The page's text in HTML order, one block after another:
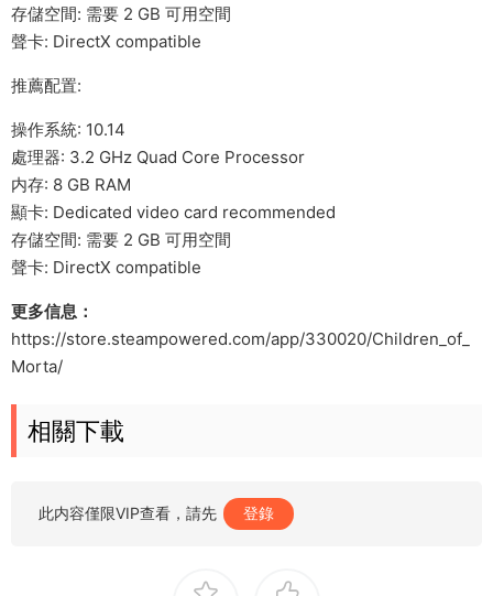
存儲空間: 需要 2 GB 可用空間
聲卡: DirectX compatible
推薦配置:
操作系統: 10.14
處理器: 3.2 GHz Quad Core Processor
内存: 8 GB RAM
顯卡: Dedicated video card recommended
存儲空間: 需要 2 GB 可用空間
聲卡: DirectX compatible
更多信息：
https://store.steampowered.com/app/330020/Children_of_
Morta/
相關下載
此内容僅限VIP查看，請先 登錄